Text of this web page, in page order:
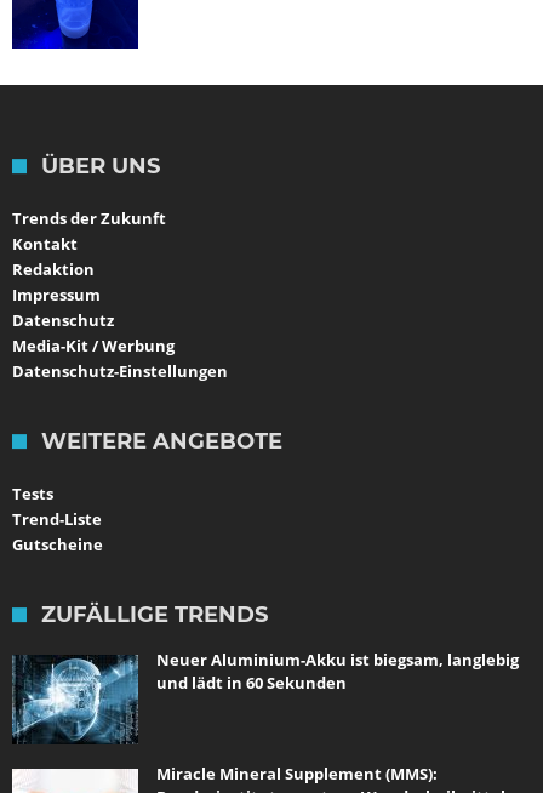
ÜBER UNS
Trends der Zukunft
Kontakt
Redaktion
Impressum
Datenschutz
Media-Kit / Werbung
Datenschutz-Einstellungen
WEITERE ANGEBOTE
Tests
Trend-Liste
Gutscheine
ZUFÄLLIGE TRENDS
Neuer Aluminium-Akku ist biegsam, langlebig
und lädt in 60 Sekunden
Miracle Mineral Supplement (MMS):